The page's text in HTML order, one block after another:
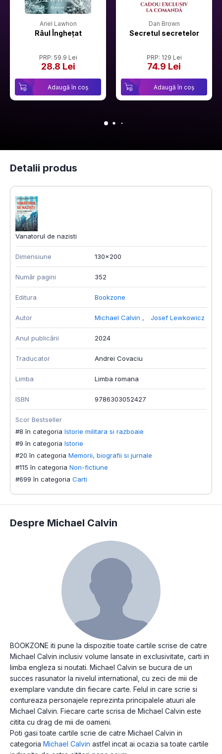
Ariel Lawhon
Râul Înghețat
PRP: 59.9 Lei
28.8 Lei
Adaugă în coș
Dan Brown
Secretul secretelor
PRP: 129 Lei
74.9 Lei
Adaugă în coș
Detalii produs
Vanatorul de nazisti
Dimensiune 130x200
Număr pagini 352
Editura Bookzone
Autor Michael Calvin , Josef Lewkowicz
Anul publicării 2024
Traducator Andrei Covaciu
Limba Limba romana
ISBN 9786303052427
Scor Bestseller
#8 în categoria Istorie militara si razboaie
#9 în categoria Istorie
#20 în categoria Memorii, biografii si jurnale
#115 în categoria Non-fictiune
#699 în categoria Carti
Despre Michael Calvin
BOOKZONE iti pune la dispozitie toate cartile scrise de catre
Michael Calvin inclusiv volume lansate in exclusivitate, carti in
limba engleza si noutati. Michael Calvin se bucura de un
succes rasunator la nivelul international, cu zeci de mii de
exemplare vandute din fiecare carte. Felul in care scrie si
contureaza personajele reprezinta principalele atuuri ale
Michael Calvin. Fiecare carte scrisa de Michael Calvin este
citita cu drag de mii de oameni.
Poti gasi toate cartile scrie de catre Michael Calvin in
categoria Michael Calvin astfel incat ai ocazia sa toate cartile